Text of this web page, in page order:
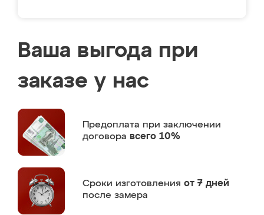
Ваша выгода при
заказе у нас
Предоплата при заключении
договора всего 10%
Сроки изготовления от 7 дней
после замера